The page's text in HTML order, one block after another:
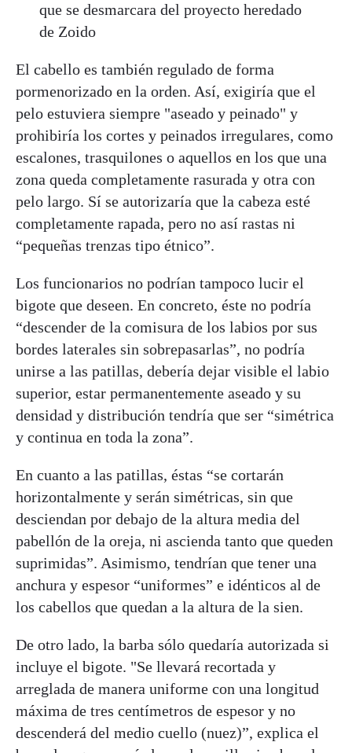
que se desmarcara del proyecto heredado
de Zoido
El cabello es también regulado de forma
pormenorizado en la orden. Así, exigiría que el
pelo estuviera siempre "aseado y peinado" y
prohibiría los cortes y peinados irregulares, como
escalones, trasquilones o aquellos en los que una
zona queda completamente rasurada y otra con
pelo largo. Sí se autorizaría que la cabeza esté
completamente rapada, pero no así rastas ni
“pequeñas trenzas tipo étnico”.
Los funcionarios no podrían tampoco lucir el
bigote que deseen. En concreto, éste no podría
“descender de la comisura de los labios por sus
bordes laterales sin sobrepasarlas”, no podría
unirse a las patillas, debería dejar visible el labio
superior, estar permanentemente aseado y su
densidad y distribución tendría que ser “simétrica
y continua en toda la zona”.
En cuanto a las patillas, éstas “se cortarán
horizontalmente y serán simétricas, sin que
desciendan por debajo de la altura media del
pabellón de la oreja, ni ascienda tanto que queden
suprimidas”. Asimismo, tendrían que tener una
anchura y espesor “uniformes” e idénticos al de
los cabellos que quedan a la altura de la sien.
De otro lado, la barba sólo quedaría autorizada si
incluye el bigote. "Se llevará recortada y
arreglada de manera uniforme con una longitud
máxima de tres centímetros de espesor y no
descenderá del medio cuello (nuez)”, explica el